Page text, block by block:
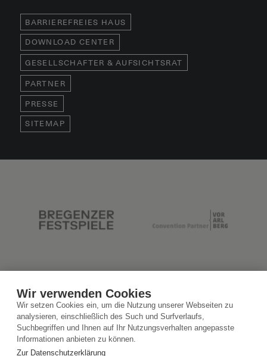
Wir verwenden Cookies
Wir setzen Cookies ein, um die Nutzung unserer Webseiten zu
analysieren, einschließlich des Such und Surfverlaufs,
Suchbegriffen und Ihnen auf Ihr Nutzungsverhalten angepasste
Informationen anbieten zu können.
Zur Datenschutzerklärung
BARRIEREFREIES HAUS
DOWNLOAD CENTER
GESELLSCHAFTER & AUFSICHTSRAT
PARTNER
PRESSE
SITEMAP